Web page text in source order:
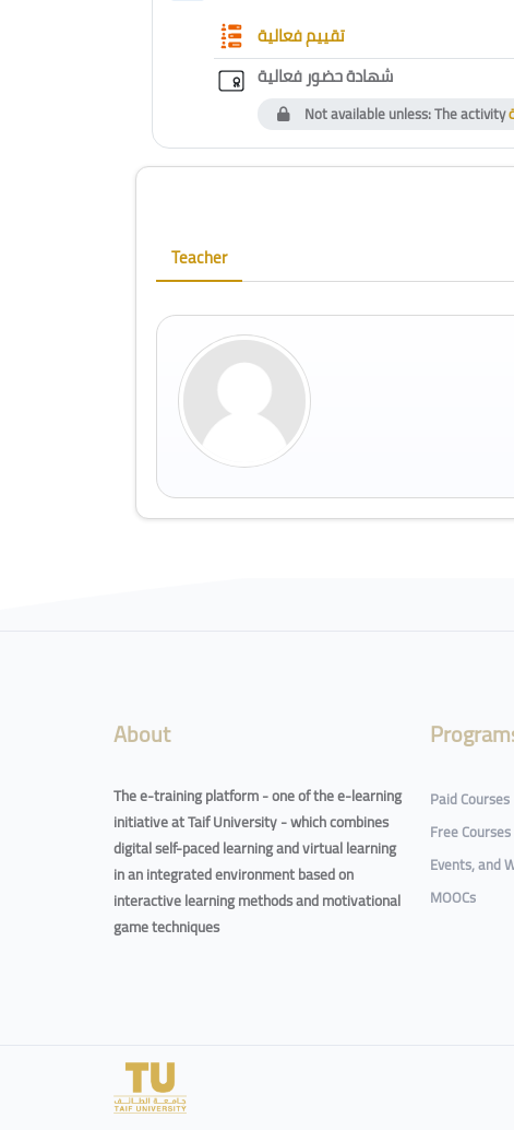
تقييم فعاليةQuestionnaire
شهادة حضور فعاليةCustom certificate
Not available unless: The activity
Blocks
Skip [Cocoon] Course Instructor
Teacher
About
The e-training platform - one of the e-learning
initiative at Taif University - which combines
digital self-paced learning and virtual learning
in an integrated environment based on
interactive learning methods and motivational
game techniques
Paid Courses
Free Courses
Events, and
MOOCs